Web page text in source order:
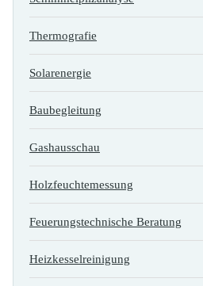
Thermografie
Solarenergie
Baubegleitung
Gashausschau
Holzfeuchtemessung
Feuerungstechnische Beratung
Heizkesselreinigung